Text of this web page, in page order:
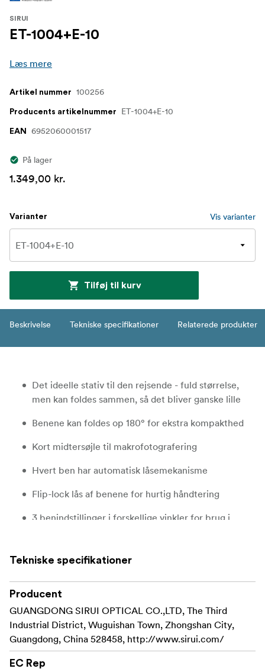
SIRUI
ET-1004+E-10
Læs mere
Artikel nummer 100256
Producents artikelnummer ET-1004+E-10
EAN 6952060001517
På lager
1.349,00 kr.
Varianter Vis varianter
Tilføj til kurv
Beskrivelse Tekniske specifikationer Relaterede produkter
Det ideelle stativ til den rejsende - fuld størrelse,
men kan foldes sammen, så det bliver ganske lille
Benene kan foldes op 180° for ekstra kompakthed
Kort midtersøjle til makrofotografering
Hvert ben har automatisk låsemekanisme
Flip-lock lås af benene for hurtig håndtering
3 benindstillinger i forskellige vinkler for brug i
Fås i aluminium eller kulfiber
ET 2-serien har tilbagetrækkelige pigfødder til
udendørsfotografering
ET-serien, vores mest kompakte stativ med fuld
højde - udformet specifikt til rejsebrug.
Du kan nemt transportere et ET-stativ i en rygsæk,
Tekniske specifikationer
Producent
GUANGDONG SIRUI OPTICAL CO.,LTD, The Third
Industrial District, Wuguishan Town, Zhongshan City,
Guangdong, China 528458, http://www.sirui.com/
EC Rep